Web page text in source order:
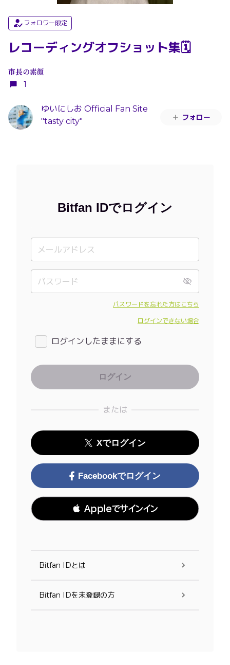
フォロワー限定
レコーディングオフショット集🗓️
市長の素顔
1
ゆいにしお Official Fan Site
"tasty city"
フォロー
Bitfan IDでログイン
パスワードを忘れた方はこちら
ログインできない場合
ログインしたままにする
または
Xでログイン
Facebookでログイン
 Appleでサインイン
Bitfan IDとは
Bitfan IDを未登録の方